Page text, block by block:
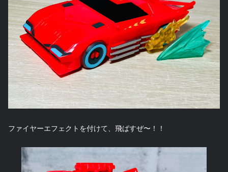
ファイヤーエフェクトを付けて、飛ばすぜ〜！！